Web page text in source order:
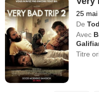
25 mai
De
Avec
Titre